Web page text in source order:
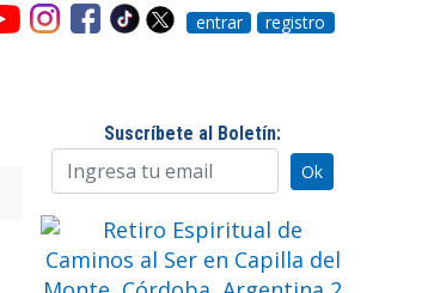
entrar registro
Suscríbete al Boletín: